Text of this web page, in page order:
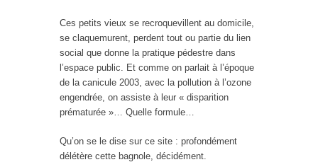
Ces petits vieux se recroquevillent au domicile,
se claquemurent, perdent tout ou partie du lien
social que donne la pratique pédestre dans
l’espace public. Et comme on parlait à l’époque
de la canicule 2003, avec la pollution à l’ozone
engendrée, on assiste à leur « disparition
prématurée »… Quelle formule…
Qu’on se le dise sur ce site : profondément
délétère cette bagnole, décidément.